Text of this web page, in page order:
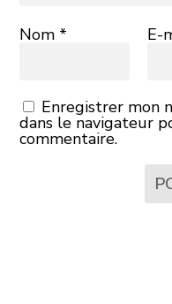
Nom * E-
Enregistrer mon
dans le navigateur
commentaire.